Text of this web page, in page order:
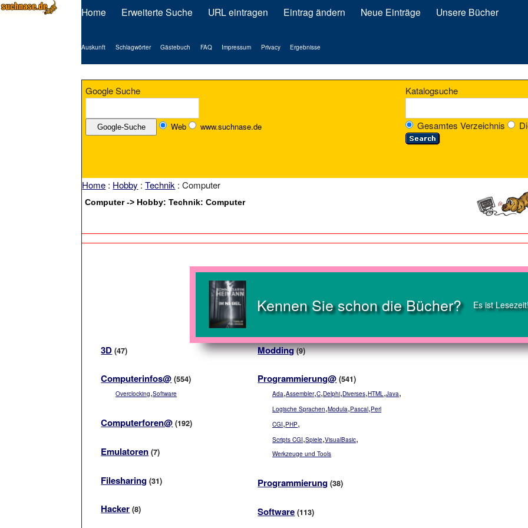
Home Erweiterte Suche URL eintragen Eintrag ändern Neue Einträge Unsere Bücher
Auskunft Schlagwörter Gästebuch FAQ Impressum Privacy Ergebnisse
Google Suche
Web www.suchnase.de
Katalogsuche
Gesamtes Verzeichnis
Home : Hobby :Technik : Computer
Computer -> Hobby: Technik: Computer
Kennen Sie schon die Bücher? Es ist
3D (47)
Computerinfos@ (554)
Overclocking,Software
Computerforen@ (192)
Emulatoren (7)
Filesharing (31)
Hacker (8)
Modding (9)
Programmierung@ (541)
Ada,Assembler,C,Delphi,Diverses,HTML,Java,
Logische Sprachen,Modula,Pascal,Perl
CGI,PHP,
Scripts CGI,Spiele,VisualBasic,
Werkzeuge und Tools
Programmierung (38)
Software (113)